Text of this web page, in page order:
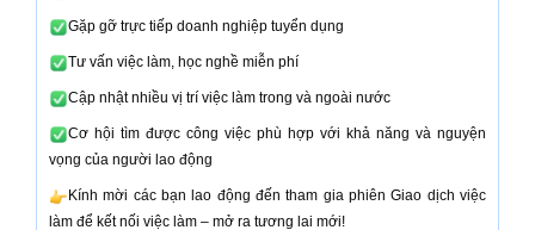
Gặp gỡ trực tiếp doanh nghiệp tuyển dụng
Tư vấn việc làm, học nghề miễn phí
Cập nhật nhiều vị trí việc làm trong và ngoài nước
Cơ hội tìm được công việc phù hợp với khả năng và nguyện
vọng của người lao động
Kính mời các bạn lao động đến tham gia phiên Giao dịch việc
làm để kết nối việc làm – mở ra tương lai mới!